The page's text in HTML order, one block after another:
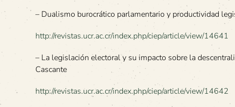
– Dualismo burocrático parlamentario y productividad
http://revistas.ucr.ac.cr/index.php/ciep/article/view/14641
– La legislación electoral y su impacto sobre la
Cascante
http://revistas.ucr.ac.cr/index.php/ciep/article/view/14642